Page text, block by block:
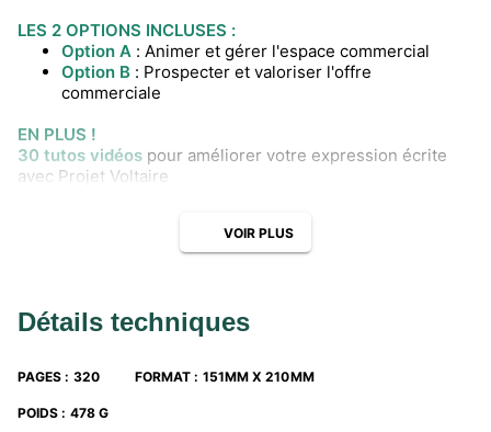
LES 2 OPTIONS INCLUSES :
Option A : Animer et gérer l'espace commercial
Option B : Prospecter et valoriser l'offre
commerciale
EN PLUS !
30 tutos vidéos pour améliorer votre expression écrite
avec Projet Voltaire
VOIR PLUS
Détails techniques
PAGES : 320 FORMAT : 151MM X 210MM
POIDS : 478 G